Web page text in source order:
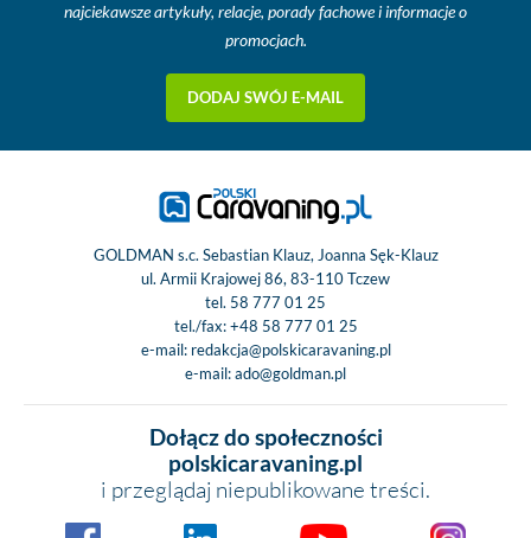
najciekawsze artykuły, relacje, porady fachowe i informacje o
promocjach.
DODAJ SWÓJ E-MAIL
GOLDMAN s.c. Sebastian Klauz, Joanna Sęk-Klauz
ul. Armii Krajowej 86, 83-110 Tczew
tel. 58 777 01 25
tel./fax:+48 58 777 01 25
e-mail: redakcja@polskicaravaning.pl
e-mail:ado@goldman.pl
Dołącz do społeczności
polskicaravaning.pl
i przeglądaj niepublikowane treści.